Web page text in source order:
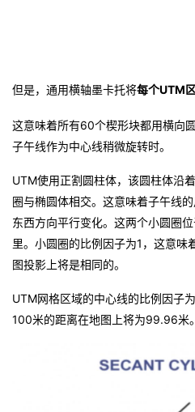
但是，通用横轴墨卡托将每个UTM
这意味着所有60个楔形块都用横向
子午线作为中心线稍微旋转时。
UTM使用正割圆柱体，该圆柱体沿
圈与椭圆体相交。这意味着子午线
东西方向平行变化。这两个小圆圈
里。小圆圈的比例因子为1，这意味
图投影上将是相同的。
UTM网格区域的中心线的比例因子
100米的距离在地图上将为99.96米。